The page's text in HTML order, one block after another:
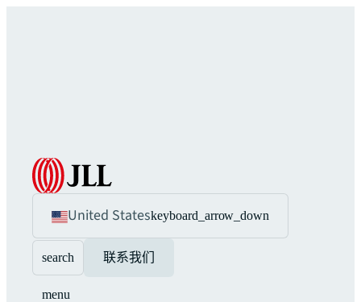
United Stateskeyboard_arrow_down
search 联系我们
menu